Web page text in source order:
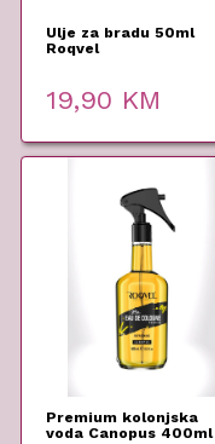
Ulje za bradu 50ml
Roqvel
19,90 KM
Premium kolonjska
voda Canopus 400ml